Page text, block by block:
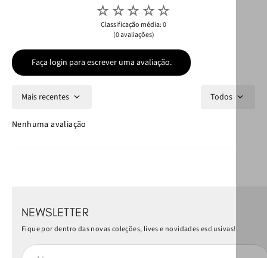
☆☆☆☆☆
Classificação média: 0
(0 avaliações)
Faça login para escrever uma avaliação.
Mais recentes Todos
Nenhuma avaliação
NEWSLETTER
Fique por dentro das novas coleções, lives e novidades esclusivas!